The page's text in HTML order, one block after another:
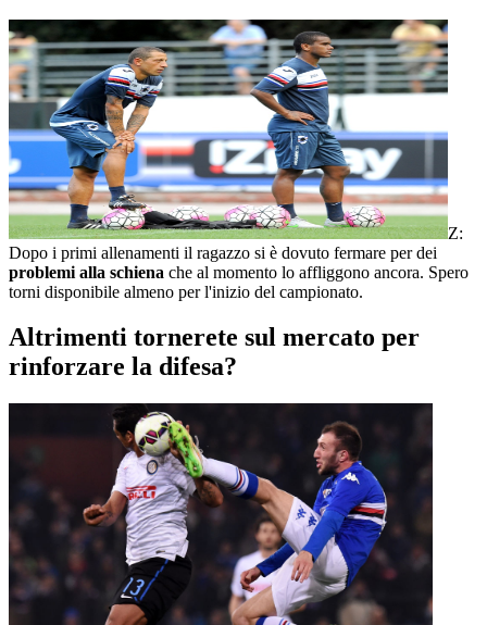
Z:
Dopo i primi allenamenti il ragazzo si è dovuto fermare per dei
problemi alla schiena che al momento lo affliggono ancora. Spero
torni disponibile almeno per l'inizio del campionato.
Altrimenti tornerete sul mercato per
rinforzare la difesa?